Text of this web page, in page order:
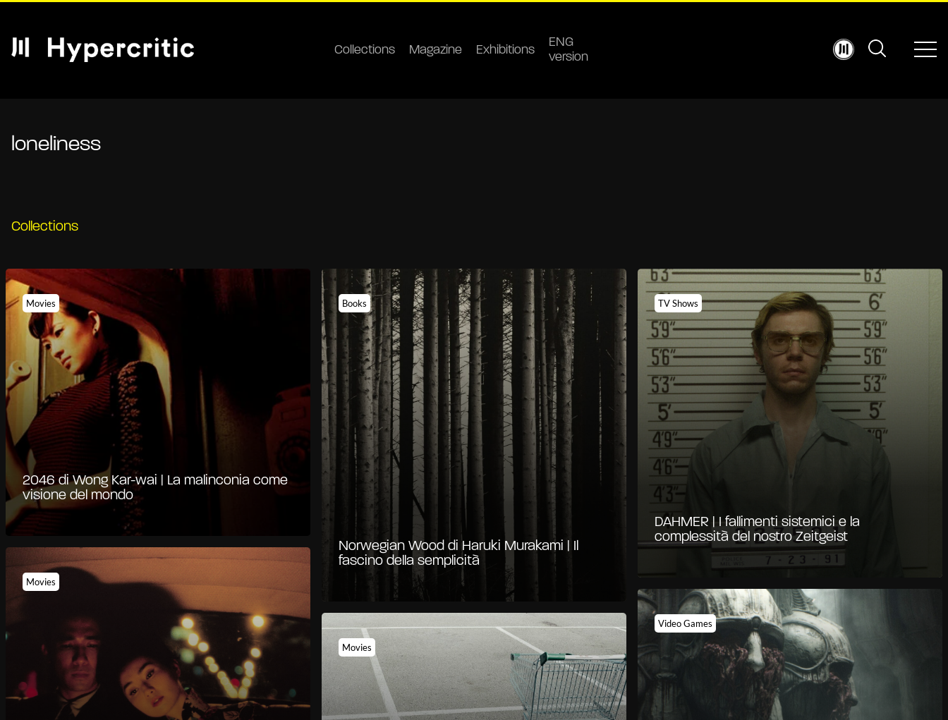
Collections Magazine Exhibitions
ENG
version
loneliness
Collections
Movies
2046 di Wong Kar-wai | La malinconia come
visione del mondo
Books
Norwegian Wood di Haruki Murakami | Il
fascino della semplicità
TV Shows
DAHMER | I fallimenti sistemici e la
complessità del nostro Zeitgeist
Movies
Movies
Video Games